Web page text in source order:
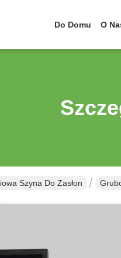
Do Domu O
Szyna Do Zasłon